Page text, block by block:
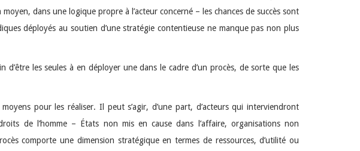
dans une logique propre à l’acteur concerné – les chances de succès sont
déployés au soutien d’une stratégie contentieuse ne manque pas non plus
les seules à en déployer une dans le cadre d’un procès, de sorte que les
pour les réaliser. Il peut s’agir, d’une part, d’acteurs qui interviendront
de l’homme – États non mis en cause dans l’affaire, organisations non
comporte une dimension stratégique en termes de ressources, d’utilité ou